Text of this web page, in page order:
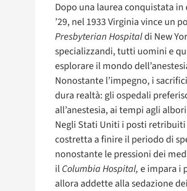
Dopo una laurea conquistata
’29, nel 1933 Virginia vince un
Presbyterian Hospitaldi New
specializzandi, tutti uomini e
esplorare il mondo
Nonostante l’impegno, i
dura realtà: gli ospedali
all’anestesia, ai tempi agli
Negli Stati Uniti i posti
costretta a finire il periodo di
nonostante le pressioni dei
ilColumbia Hospital, e impara i
allora addette alla sedazione